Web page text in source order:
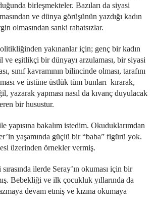
birleşmekteler. Bazıları da siyasi
ve dünya görüşünün yazdığı kadın
olmasından sanki rahatsızlar.
yakınanlar için; genç bir kadın
ve eşitlikçi bir dünyayı arzulaması, bir siyasi
sınıf kavramının bilincinde olması, tarafını
ve üstüne üstlük tüm bunları kırarak,
yazarak yapması nasıl da kıvanç duyulacak
bir husustur.
yapısına bakalım istedim. Okuduklarımdan
yaşamında güçlü bir “baba” figürü yok.
üzerinden örnekler vermiş.
ilerde Seray’ın okuması için bir
Bebekliği ve ilk çocukluk yıllarında da
devam etmiş ve kızına okumaya